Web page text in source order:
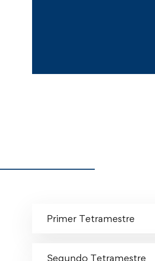
Primer Tetramestre
Segundo Tetramestre